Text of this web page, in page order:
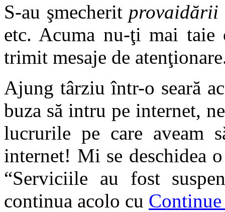
S-au şmecherit provaidării
etc. Acuma nu-ţi mai
trimit mesaje de
Ajung târziu într-o seară
buza să intru pe internet,
lucrurile pe care aveam
internet! Mi se deschidea
“Serviciile au fost
continua acolo cu